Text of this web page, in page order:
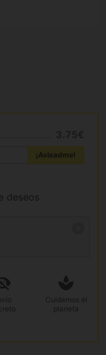
¡Avisadme!
deseos
Cuidemos el
planeta